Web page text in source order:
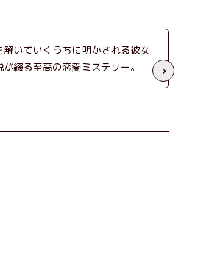
いていくうちに明かされる彼女
綴る至高の恋愛ミステリー。